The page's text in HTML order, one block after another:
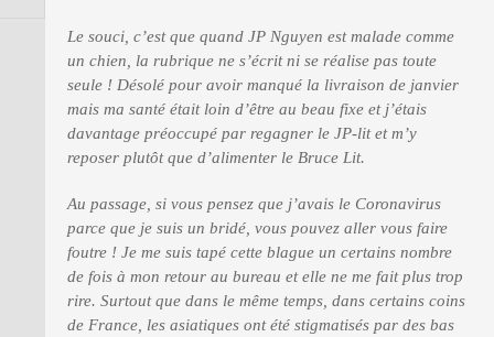
LA BRUCE TEAM : SAISON 13
PRESSE
Le souci, c’est que quand JP Nguyen est malade comme
un chien, la rubrique ne s’écrit ni se réalise pas toute
seule ! Désolé pour avoir manqué la livraison de janvier
mais ma santé était loin d’être au beau fixe et j’étais
davantage préoccupé par regagner le JP-lit et m’y
reposer plutôt que d’alimenter le Bruce Lit.
Au passage, si vous pensez que j’avais le Coronavirus
parce que je suis un bridé, vous pouvez aller vous faire
foutre ! Je me suis tapé cette blague un certains nombre
de fois à mon retour au bureau et elle ne me fait plus trop
rire. Surtout que dans le même temps, dans certains coins
de France, les asiatiques ont été stigmatisés par des bas